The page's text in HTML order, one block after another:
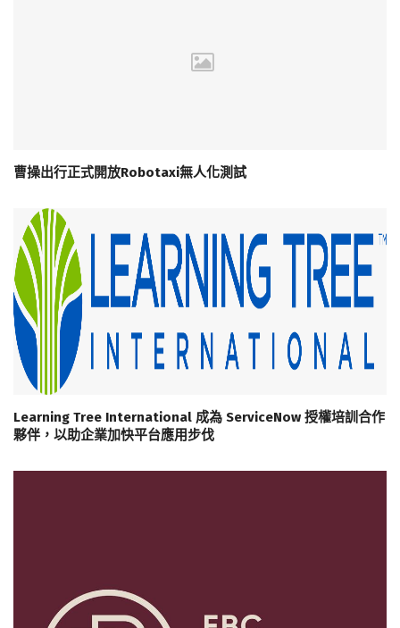
曹操出行正式開放Robotaxi無人化測試
Learning Tree International 成為 ServiceNow 授權培訓合作
夥伴，以助企業加快平台應用步伐